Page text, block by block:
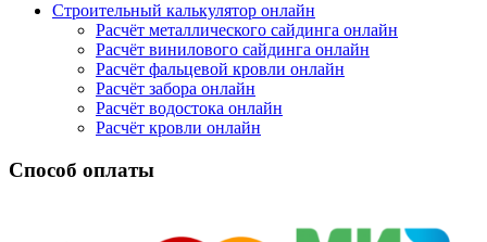
Строительный калькулятор онлайн
Расчёт металлического сайдинга онлайн
Расчёт винилового сайдинга онлайн
Расчёт фальцевой кровли онлайн
Расчёт забора онлайн
Расчёт водостока онлайн
Расчёт кровли онлайн
Способ оплаты